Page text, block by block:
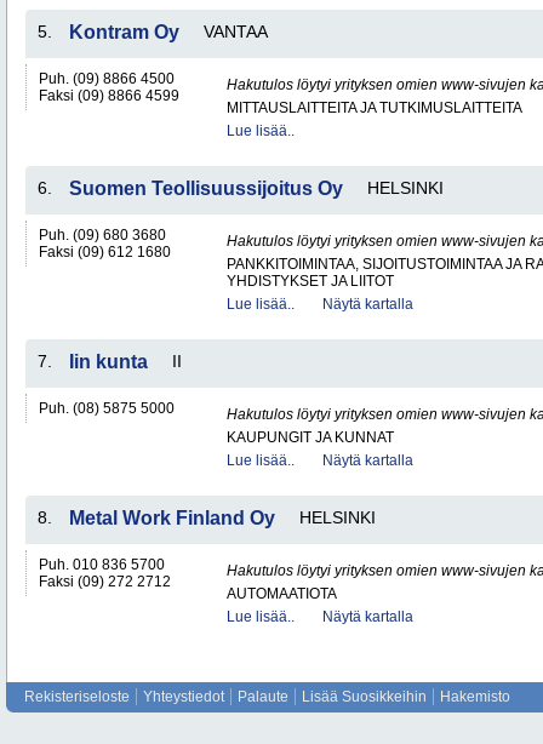
5. Kontram Oy VANTAA
Puh. (09) 8866 4500
Faksi (09) 8866 4599
Hakutulos löytyi yrityksen omien www-sivujen
MITTAUSLAITTEITA JA TUTKIMUSLAITTEITA
Lue lisää..
6. Suomen Teollisuussijoitus Oy HELSINKI
Puh. (09) 680 3680
Faksi (09) 612 1680
Hakutulos löytyi yrityksen omien www-sivujen
PANKKITOIMINTAA, SIJOITUSTOIMINTAA JA
YHDISTYKSET JA LIITOT
Lue lisää..
Näytä kartalla
7. Iin kunta II
Puh. (08) 5875 5000
Hakutulos löytyi yrityksen omien www-sivujen
KAUPUNGIT JA KUNNAT
Lue lisää..
Näytä kartalla
8. Metal Work Finland Oy HELSINKI
Puh. 010 836 5700
Faksi (09) 272 2712
Hakutulos löytyi yrityksen omien www-sivujen
AUTOMAATIOTA
Lue lisää..
Näytä kartalla
Rekisteriseloste Yhteystiedot Palaute Lisää Suosikkeihin Hakemisto